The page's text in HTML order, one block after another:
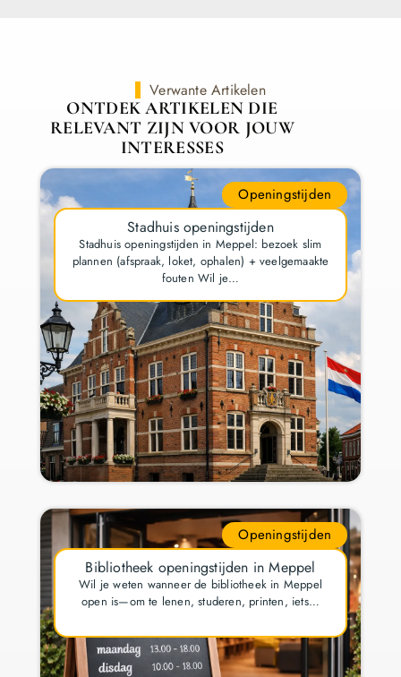
Verwante Artikelen
ONTDEK ARTIKELEN DIE
RELEVANT ZIJN VOOR JOUW
INTERESSES
Openingstijden
Stadhuis openingstijden
Stadhuis openingstijden in Meppel: bezoek slim
plannen (afspraak, loket, ophalen) + veelgemaakte
fouten Wil je…
Openingstijden
Bibliotheek openingstijden in Meppel
Wil je weten wanneer de bibliotheek in Meppel
open is—om te lenen, studeren, printen, iets…